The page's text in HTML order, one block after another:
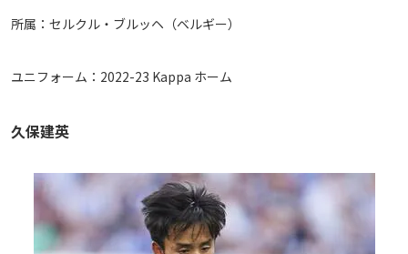
所属：セルクル・ブルッヘ（ベルギー）
ユニフォーム：2022-23 Kappa ホーム
久保建英